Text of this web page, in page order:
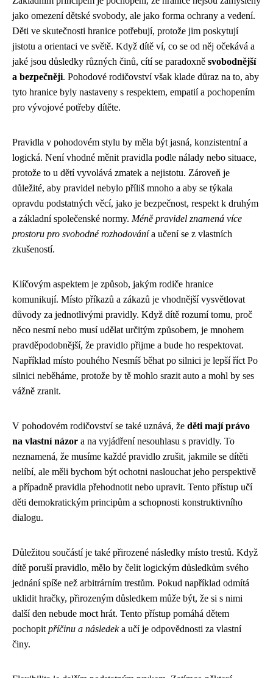
jako omezení dětské svobody, ale jako forma ochrany a vedení.
Děti ve skutečnosti hranice potřebují, protože jim poskytují
jistotu a orientaci ve světě. Když dítě ví, co se od něj očekává a
jaké jsou důsledky různých činů, cítí se paradoxně svobodnější
a bezpečněji. Pohodové rodičovství však klade důraz na to, aby
tyto hranice byly nastaveny s respektem, empatií a pochopením
pro vývojové potřeby dítěte.
Pravidla v pohodovém stylu by měla být jasná, konzistentní a
logická. Není vhodné měnit pravidla podle nálady nebo situace,
protože to u dětí vyvolává zmatek a nejistotu. Zároveň je
důležité, aby pravidel nebylo příliš mnoho a aby se týkala
opravdu podstatných věcí, jako je bezpečnost, respekt k druhým
a základní společenské normy. Méně pravidel znamená více
prostoru pro svobodné rozhodovánía učení se z vlastních
zkušeností.
Klíčovým aspektem je způsob, jakým rodiče hranice
komunikují. Místo příkazů a zákazů je vhodnější vysvětlovat
důvody za jednotlivými pravidly. Když dítě rozumí tomu, proč
něco nesmí nebo musí udělat určitým způsobem, je mnohem
pravděpodobnější, že pravidlo přijme a bude ho respektovat.
Například místo pouhého Nesmíš běhat po silnici je lepší říct Po
silnici neběháme, protože by tě mohlo srazit auto a mohl by ses
vážně zranit.
V pohodovém rodičovství se také uznává, že děti mají právo
na vlastní názor a na vyjádření nesouhlasu s pravidly. To
neznamená, že musíme každé pravidlo zrušit, jakmile se dítěti
nelíbí, ale měli bychom být ochotni naslouchat jeho perspektivě
a případně pravidla přehodnotit nebo upravit. Tento přístup učí
děti demokratickým principům a schopnosti konstruktivního
dialogu.
Důležitou součástí je také přirozené následky místo trestů. Když
dítě poruší pravidlo, mělo by čelit logickým důsledkům svého
jednání spíše než arbitrárním trestům. Pokud například odmítá
uklidit hračky, přirozeným důsledkem může být, že si s nimi
další den nebude moct hrát. Tento přístup pomáhá dětem
pochopit příčinu a následeka učí je odpovědnosti za vlastní
činy.